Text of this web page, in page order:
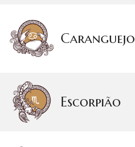
Caranguejo
Escorpião